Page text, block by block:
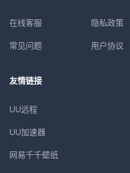
在线客服
常见问题
隐私政策
用户协议
友情链接
UU远程
UU加速器
网易千千壁纸